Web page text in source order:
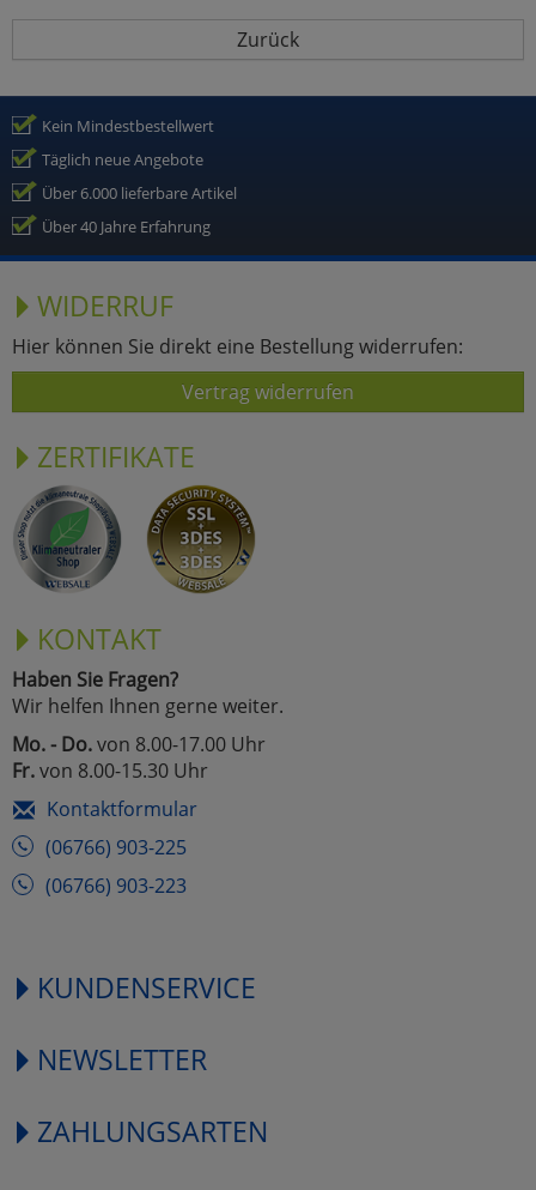
Zurück
Kein Mindestbestellwert
Täglich neue Angebote
Über 6.000 lieferbare Artikel
Über 40 Jahre Erfahrung
WIDERRUF
Hier können Sie direkt eine Bestellung widerrufen:
Vertrag widerrufen
ZERTIFIKATE
KONTAKT
Haben Sie Fragen?
Wir helfen Ihnen gerne weiter.
Mo. - Do.von 8.00-17.00 Uhr
Fr.von 8.00-15.30 Uhr
Kontaktformular
(06766) 903-225
(06766) 903-223
KUNDENSERVICE
NEWSLETTER
ZAHLUNGSARTEN